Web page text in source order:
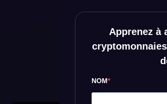
Apprenez à
NOM